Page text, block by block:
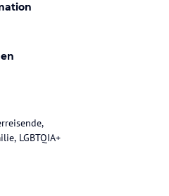
LGBTQIA+